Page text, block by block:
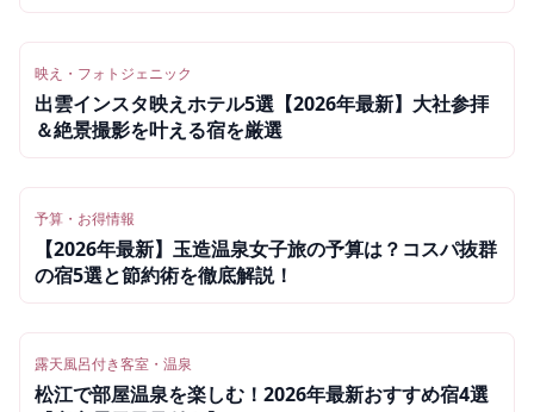
映え・フォトジェニック
出雲インスタ映えホテル5選【2026年最新】大社参拝
＆絶景撮影を叶える宿を厳選
予算・お得情報
【2026年最新】玉造温泉女子旅の予算は？コスパ抜群
の宿5選と節約術を徹底解説！
露天風呂付き客室・温泉
松江で部屋温泉を楽しむ！2026年最新おすすめ宿4選